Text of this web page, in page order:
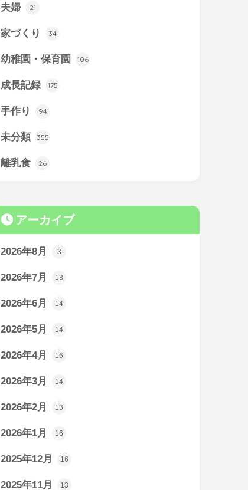
夫婦 21
家づくり 34
幼稚園・保育園 106
成長記録 175
手作り 94
未分類 355
離乳食 26
アーカイブ
2026年8月 3
2026年7月 13
2026年6月 14
2026年5月 14
2026年4月 16
2026年3月 14
2026年2月 13
2026年1月 16
2025年12月 16
2025年11月 13